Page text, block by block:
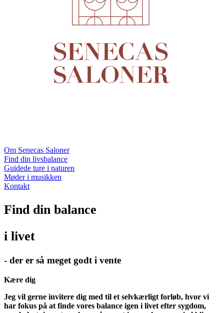
Om Senecas Saloner
Find din livsbalance
Guidede ture i naturen
Møder i musikken
Kontakt
Find din balance
i livet
- der er så meget godt i vente
Kære dig
Jeg vil gerne invitere dig med til et selvkærligt forløb, hvor vi
har fokus på at finde vores balance igen i livet efter sygdom,